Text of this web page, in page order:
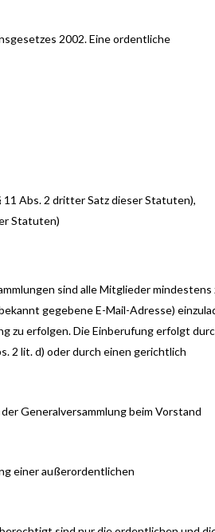
2002. Eine ordentliche
11 Abs. 2 dritter Satz dieser Statuten),
Statuten)
sind alle Mitglieder mindestens
gegebene E-Mail-Adresse)
zu erfolgen. Die Einberufung erfolgt
2 lit. d) oder durch einen gerichtlich
Generalversammlung beim Vorstand
einer außerordentlichen